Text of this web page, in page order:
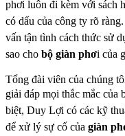
phơi luôn đi kèm với sách
có dấu của công ty rõ
vấn tận tình cách thức sử
sao cho bộ giàn phơi của
Tổng đài viên của chúng
giải đáp mọi thắc mắc của
biệt, Duy Lợi có các kỹ
để xử lý sự cố của giàn